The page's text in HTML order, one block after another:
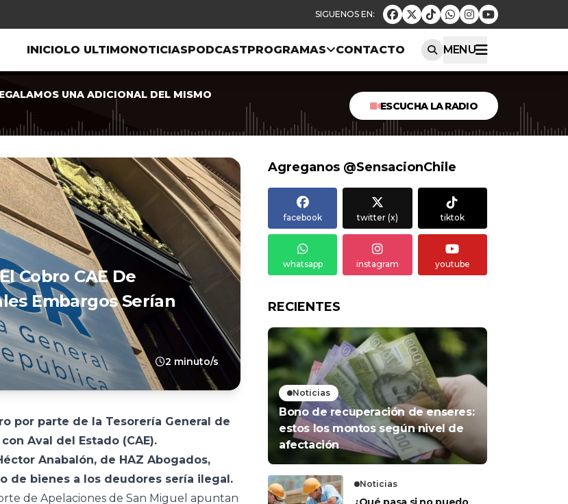
INICIOLO ULTIMONOTICIASPODCASTPROGRAMAS CONTACTO MENU
UNA ADICIONAL DEL MISMO
ESCUCHA LA RADIO
Cobro CAE De
Embargos Serían
2 minuto/s
por parte de la Tesorería General de
Aval del Estado (CAE).
Anabalón, de HAZ Abogados,
de bienes a los deudores sería ilegal.
de Apelaciones de San Miguel apuntan
Agreganos @SensacionChile
facebook twitter (x) tiktok
whatsapp instagram youtube
RECIENTES
Noticias
Bono de recuperación de enseres:
estos los montos según nivel de
afectación
Noticias